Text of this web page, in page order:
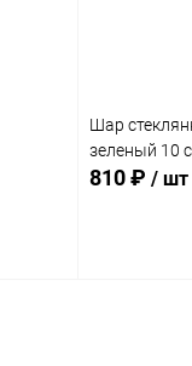
Шар
зеленый 10
810 ₽ / шт